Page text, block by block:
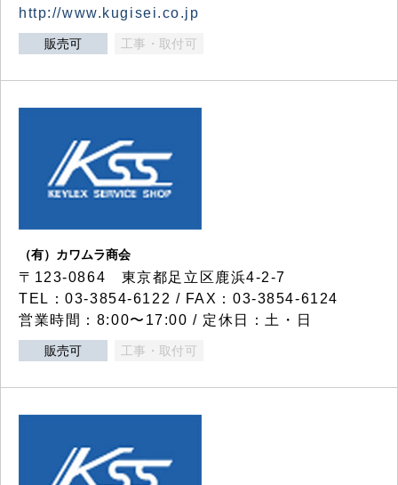
http://www.kugisei.co.jp
販売可 工事・取付可
（有）カワムラ商会
〒123-0864 東京都足立区鹿浜4-2-7
TEL：03-3854-6122 / FAX：03-3854-6124
営業時間：8:00〜17:00 / 定休日：土・日
販売可 工事・取付可